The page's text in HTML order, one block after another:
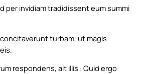
per invidiam tradidissent eum summi
turbam, ut magis
respondens, ait illis : Quid ergo